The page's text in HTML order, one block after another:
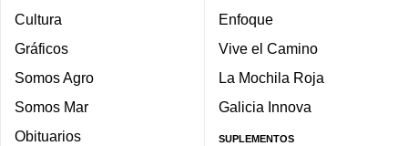
Cultura
Gráficos
Somos Agro
Somos Mar
Obituarios
Enfoque
Vive el Camino
La Mochila Roja
Galicia Innova
SUPLEMENTOS